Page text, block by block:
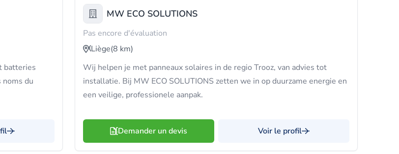
batteries
noms du
MW ECO SOLUTIONS
Pas encore d'évaluation
Liège(8 km)
Wij helpen je met panneaux solaires in de regio Trooz, van advies tot
installatie. Bij MW ECO SOLUTIONS zetten we in op duurzame energie en
een veilige, professionele aanpak.
Demander un devis Voir le profil